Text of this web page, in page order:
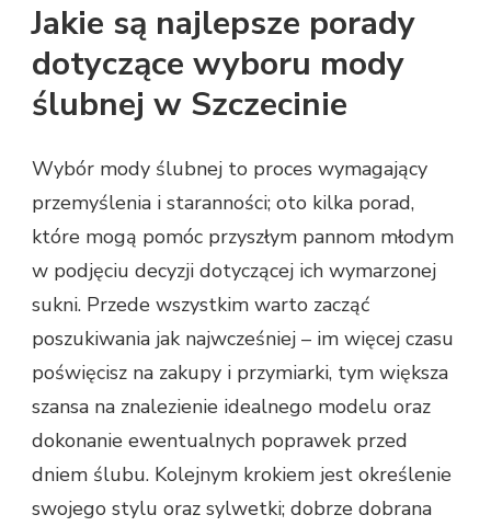
Jakie są najlepsze porady
dotyczące wyboru mody
ślubnej w Szczecinie
Wybór mody ślubnej to proces wymagający
przemyślenia i staranności; oto kilka porad,
które mogą pomóc przyszłym pannom młodym
w podjęciu decyzji dotyczącej ich wymarzonej
sukni. Przede wszystkim warto zacząć
poszukiwania jak najwcześniej – im więcej czasu
poświęcisz na zakupy i przymiarki, tym większa
szansa na znalezienie idealnego modelu oraz
dokonanie ewentualnych poprawek przed
dniem ślubu. Kolejnym krokiem jest określenie
swojego stylu oraz sylwetki; dobrze dobrana